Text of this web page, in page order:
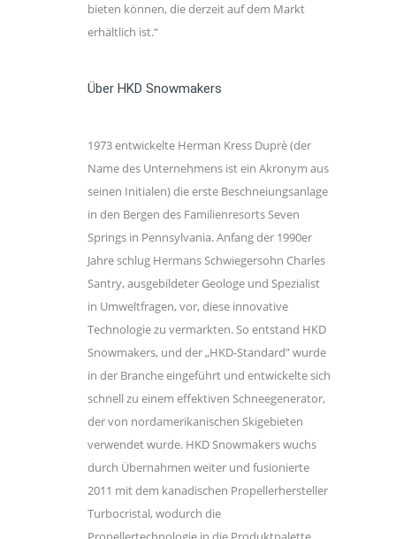
bieten können, die derzeit auf dem Markt
erhältlich ist.“
Über HKD Snowmakers
1973 entwickelte Herman Kress Duprè (der
Name des Unternehmens ist ein Akronym aus
seinen Initialen) die erste Beschneiungsanlage
in den Bergen des Familienresorts Seven
Springs in Pennsylvania. Anfang der 1990er
Jahre schlug Hermans Schwiegersohn Charles
Santry, ausgebildeter Geologe und Spezialist
in Umweltfragen, vor, diese innovative
Technologie zu vermarkten. So entstand HKD
Snowmakers, und der „HKD-Standard” wurde
in der Branche eingeführt und entwickelte sich
schnell zu einem effektiven Schneegenerator,
der von nordamerikanischen Skigebieten
verwendet wurde. HKD Snowmakers wuchs
durch Übernahmen weiter und fusionierte
2011 mit dem kanadischen Propellerhersteller
Turbocristal, wodurch die